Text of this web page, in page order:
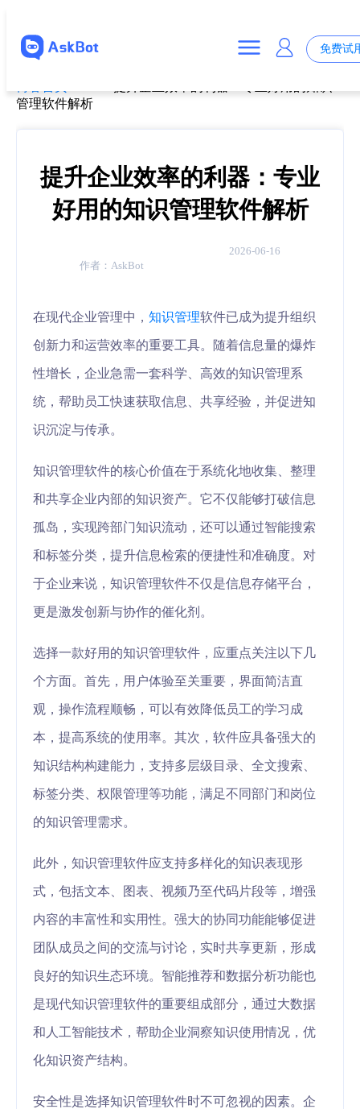
免费试
管理软件解析
提升企业效率的利器：专业
好用的知识管理软件解析
作者： AskBot
2026-06-16
在现代企业管理中， 知识管理软件已成为提升组织
创新力和运营效率的重要工具。随着信息量的爆炸
性增长，企业急需一套科学、高效的知识管理系
统，帮助员工快速获取信息、共享经验，并促进知
识沉淀与传承。
知识管理软件的核心价值在于系统化地收集、整理
和共享企业内部的知识资产。它不仅能够打破信息
孤岛，实现跨部门知识流动，还可以通过智能搜索
和标签分类，提升信息检索的便捷性和准确度。对
于企业来说，知识管理软件不仅是信息存储平台，
更是激发创新与协作的催化剂。
选择一款好用的知识管理软件，应重点关注以下几
个方面。首先，用户体验至关重要，界面简洁直
观，操作流程顺畅，可以有效降低员工的学习成
本，提高系统的使用率。其次，软件应具备强大的
知识结构构建能力，支持多层级目录、全文搜索、
标签分类、权限管理等功能，满足不同部门和岗位
的知识管理需求。
此外，知识管理软件应支持多样化的知识表现形
式，包括文本、图表、视频乃至代码片段等，增强
内容的丰富性和实用性。强大的协同功能能够促进
团队成员之间的交流与讨论，实时共享更新，形成
良好的知识生态环境。智能推荐和数据分析功能也
是现代知识管理软件的重要组成部分，通过大数据
和人工智能技术，帮助企业洞察知识使用情况，优
化知识资产结构。
安全性是选择知识管理软件时不可忽视的因素。企